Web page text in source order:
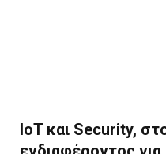
IoT και Security,